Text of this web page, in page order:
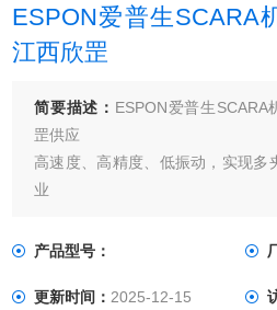
ESPON爱普生SCARA
江西欣罡
简要描述： ESPON爱普生SCARA
罡供应
高速度、高精度、低振动，实现多
业
GYROPLUS Technology 降低机器
可选轴臂长：650mm、850mm
产品型号：
更新时间：2025-12-15